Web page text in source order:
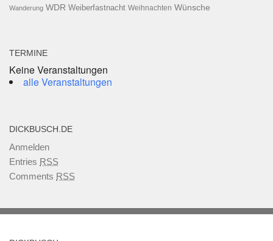
Wanderung WDR Weiberfastnacht Weihnachten Wünsche
TERMINE
Keine Veranstaltungen
alle Veranstaltungen
DICKBUSCH.DE
Anmelden
Entries RSS
Comments RSS